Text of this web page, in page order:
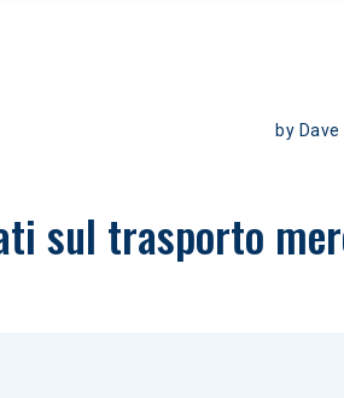
by
sul trasporto